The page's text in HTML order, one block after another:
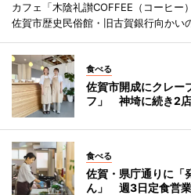
カフェ「木陰礼讃COFFEE（コーヒー
佐賀市歴史民俗館・旧古賀銀行向かい
食べる
佐賀市開成にクレー
フ」 神埼に続き2
食べる
佐賀・県庁通りに「
ん」 週3日定食営業